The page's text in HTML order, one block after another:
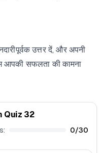
उत्तर दें, और अपनी
आपकी सफलता की कामना
Quiz 32
0/30